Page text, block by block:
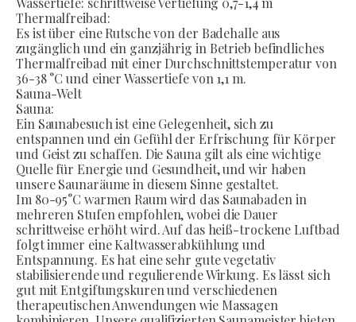
Thermalfreibad:
Es ist über eine Rutsche von der Badehalle aus
zugänglich und ein ganzjährig in Betrieb befindliches
Thermalfreibad mit einer Durchschnittstemperatur von
36-38 °C und einer Wassertiefe von 1,1 m.
Sauna-Welt
Sauna:
Ein Saunabesuch ist eine Gelegenheit, sich zu
entspannen und ein Gefühl der Erfrischung für Körper
und Geist zu schaffen. Die Sauna gilt als eine wichtige
Quelle für Energie und Gesundheit, und wir haben
unsere Saunaräume in diesem Sinne gestaltet.
Im 80-95°C warmen Raum wird das Saunabaden in
mehreren Stufen empfohlen, wobei die Dauer
schrittweise erhöht wird. Auf das heiß-trockene Luftbad
folgt immer eine Kaltwasserabkühlung und
Entspannung. Es hat eine sehr gute vegetativ
stabilisierende und regulierende Wirkung. Es lässt sich
gut mit Entgiftungskuren und verschiedenen
therapeutischen Anwendungen wie Massagen